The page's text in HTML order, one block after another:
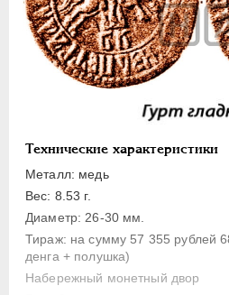
Технические характеристики
Металл: медь
Вес: 8.53 г.
Диаметр: 26-30 мм.
Тираж: на сумму 57 355 рублей
денга + полушка)
Набережный монетный двор
Пробные
Для Речи Посполитой
Монетовидные жетоны
ЕКАТЕРИНА I 1725-1727
1727-1729
АННА ИОАННОВНА 1730-
ИОАНН АНТОНОВИЧ
ЕЛИЗАВЕТА
ПЕТР III 1762-1762
ЕКАТЕРИНА II 1762-1796
ПАВЕЛ I
1796-1801